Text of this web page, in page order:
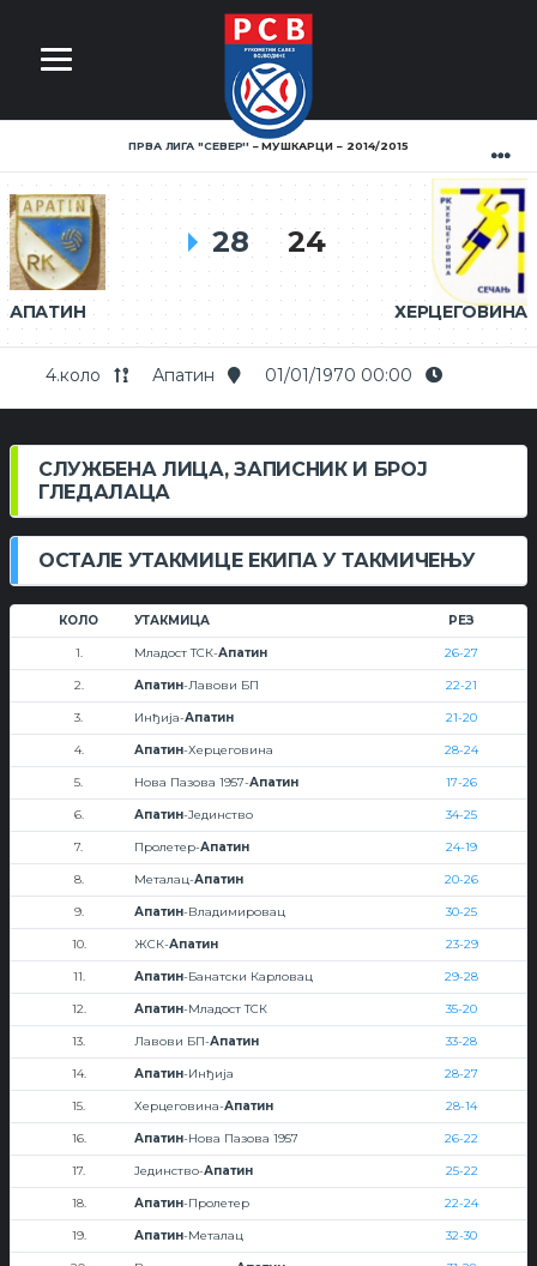
ПРВА ЛИГА ''СЕВЕР'' МУШКАРЦИ 2014/2015
АПАТИН
28
ХЕРЦЕГОВИНА
24
4.коло Апатин 01/01/1970 00:00
СЛУЖБЕНА ЛИЦА, ЗАПИСНИК И БРОЈ
ГЛЕДАЛАЦА
ОСТАЛЕ УТАКМИЦЕ ЕКИПА У ТАКМИЧЕЊУ
КОЛО УТАКМИЦА РЕЗ
1. Младост ТСК-Апатин 26-27
2. Апатин-Лавови БП 22-21
3. Инђија-Апатин 21-20
4. Апатин-Херцеговина 28-24
5. Нова Пазова 1957-Апатин 17-26
6. Апатин-Јединство 34-25
7. Пролетер-Апатин 24-19
8. Металац-Апатин 20-26
9. Апатин-Владимировац 30-25
10. ЖСК-Апатин 23-29
11. Апатин-Банатски Карловац 29-28
12. Апатин-Младост ТСК 35-20
13. Лавови БП-Апатин 33-28
14. Апатин-Инђија 28-27
15. Херцеговина-Апатин 28-14
16. Апатин-Нова Пазова 1957 26-22
17. Јединство-Апатин 25-22
18. Апатин-Пролетер 22-24
19. Апатин-Металац 32-30